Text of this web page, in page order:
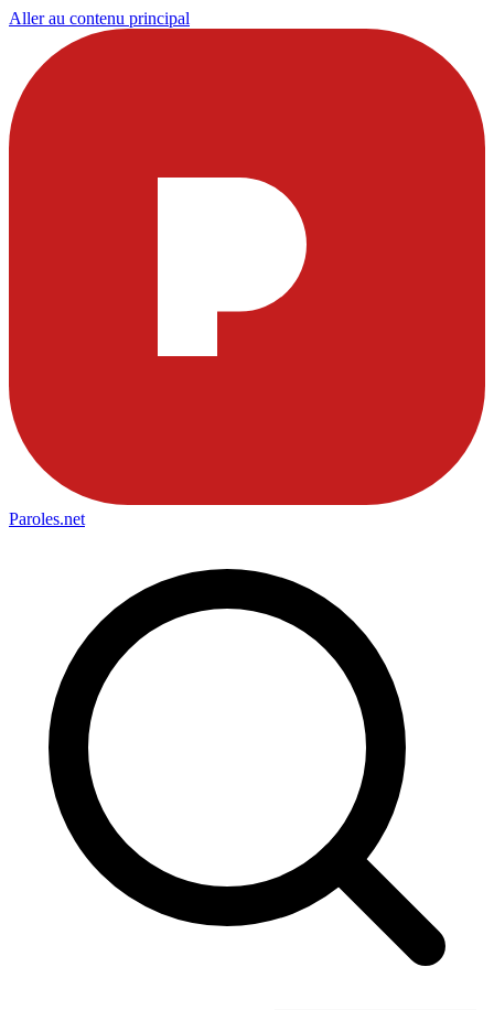
Aller au contenu principal
Paroles.net